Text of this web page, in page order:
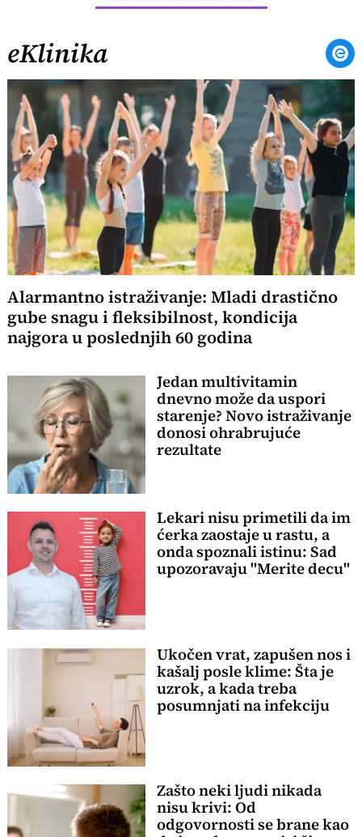
eKlinika
Alarmantno istraživanje: Mladi drastično
gube snagu i fleksibilnost, kondicija
najgora u poslednjih 60 godina
Jedan multivitamin
dnevno može da uspori
starenje? Novo istraživanje
donosi ohrabrujuće
rezultate
Lekari nisu primetili da im
ćerka zaostaje u rastu, a
onda spoznali istinu: Sad
upozoravaju "Merite decu"
Ukočen vrat, zapušen nos i
kašalj posle klime: Šta je
uzrok, a kada treba
posumnjati na infekciju
Zašto neki ljudi nikada
nisu krivi: Od
odgovornosti se brane kao